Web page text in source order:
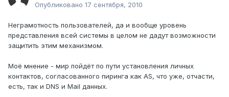
Опубликовано 17 сентября, 2010
Неграмотность пользователей, да и вообще уровень
представления всей системы в целом не дадут возможности
защитить этим механизмом.
Моё мнение - мир пойдёт по пути установления личных
контактов, согласованного пиринга как AS, что уже, отчасти,
есть, так и DNS и Mail данных.